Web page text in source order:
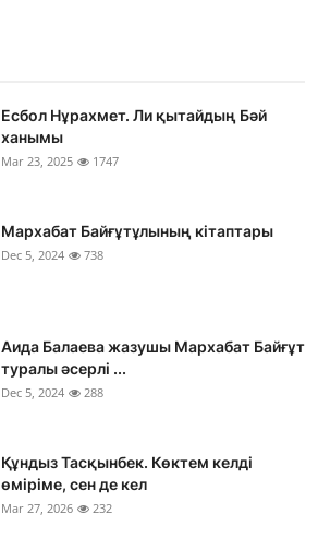
Есбол Нұрахмет. Ли қытайдың Бәй
ханымы
Mar 23, 2025 1747
Мархабат Байғұтұлының кітаптары
Dec 5, 2024 738
Аида Балаева жазушы Мархабат Байғұт
туралы әсерлі ...
Dec 5, 2024 288
Құндыз Тасқынбек. Көктем келді
өміріме, сен де кел
Mar 27, 2026 232